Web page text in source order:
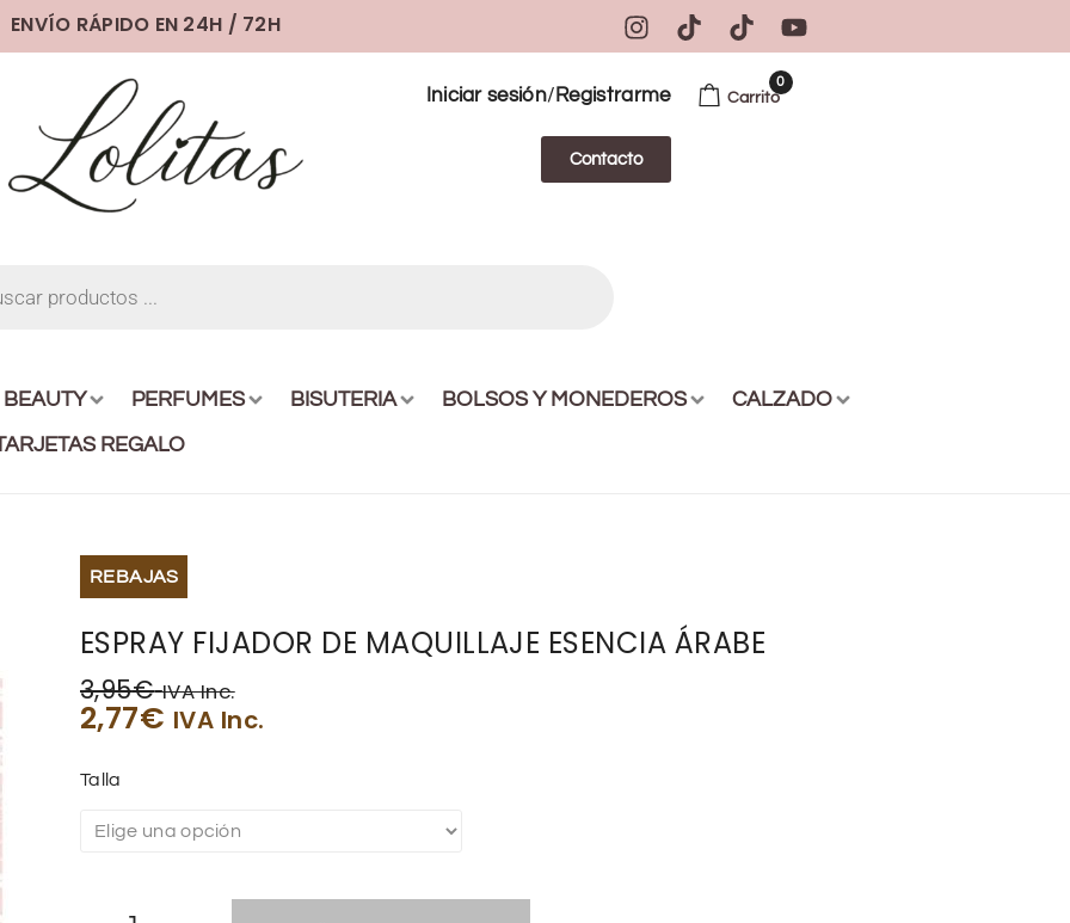
ENVÍO RÁPIDO EN 24H / 72H
Iniciar sesión/ Registrarme
Contacto
Carrito
0
BEAUTY PERFUMES BISUTERIA BOLSOS Y MONEDEROS
CALZADO
REGALO
REBAJAS
ESPRAY FIJADOR DE MAQUILLAJE ESENCIA ÁRABE
3,95€ IVA Inc.
2,77€ IVA Inc.
Talla